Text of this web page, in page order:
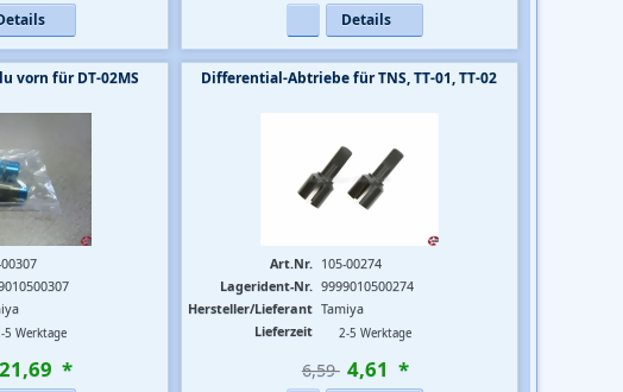
Details
vorn für DT-02MS
5 Werktage
21,69 *
Differential-Abtriebe für TNS, TT-01, TT-02
Art.Nr. 105-00274
Lagerident-Nr. 9999010500274
Hersteller/Lieferant Tamiya
Lieferzeit
2-5 Werktage
6,59  4,61 *